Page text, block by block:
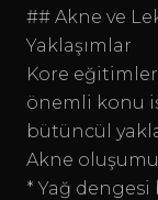
## Akne ve
Yaklaşımlar
Kore
önemli konu
bütüncül
Akne
* Yağ dengesi